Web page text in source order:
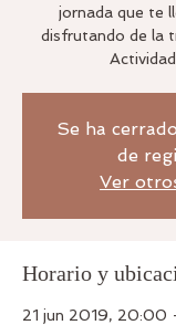
jornada que te
disfrutando de la
Se ha
de
Ver
Horario y
21 jun 2019, 20:00